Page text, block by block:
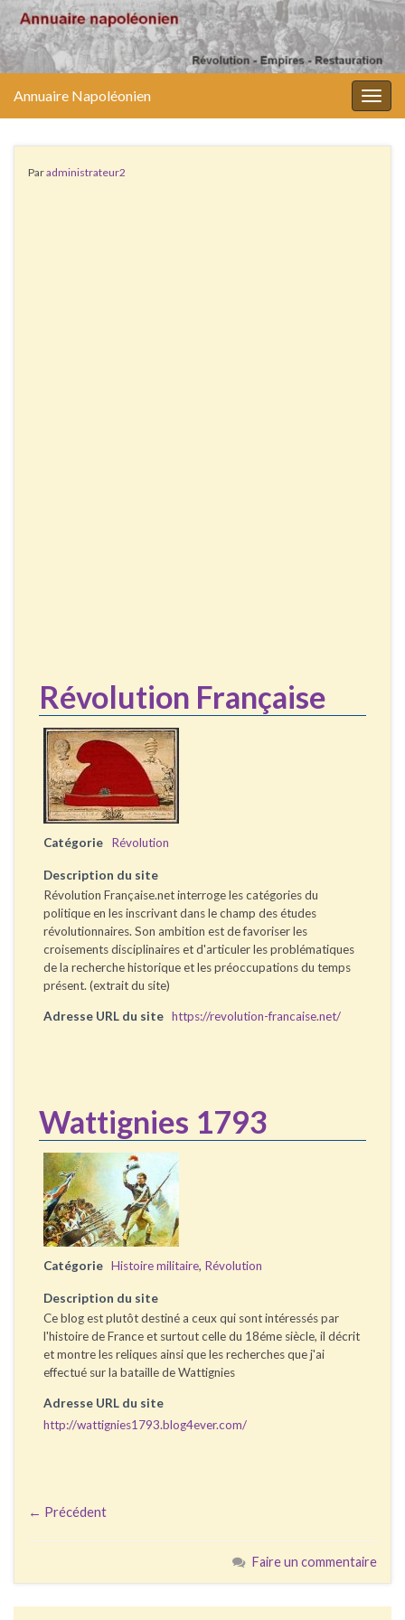
Annuaire Napoléonien
Paradministrateur2
Révolution Française
Catégorie Révolution
Description du site
Révolution Française.net interroge les catégories du
politique en les inscrivant dans le champ des études
révolutionnaires. Son ambition est de favoriser les
croisements disciplinaires et d'articuler les problématiques
de la recherche historique et les préoccupations du temps
présent. (extrait du site)
Adresse URL du site https://revolution-francaise.net/
Wattignies 1793
Catégorie Histoire militaire, Révolution
Description du site
Ce blog est plutôt destiné a ceux qui sont intéressés par
l'histoire de France et surtout celle du 18éme siècle, il décrit
et montre les reliques ainsi que les recherches que j'ai
effectué sur la bataille de Wattignies
Adresse URL du site
http://wattignies1793.blog4ever.com/
← Précédent
Faire un commentaire